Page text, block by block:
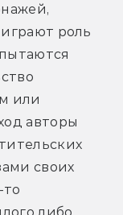
роль
или
авторы
своих